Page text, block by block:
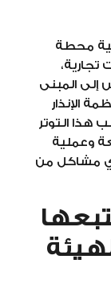
محطة
إلى المبنى
الإنذار
هذا التوتر
وعملية
مشاكل من